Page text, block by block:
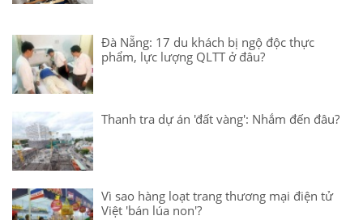
Đà Nẵng: 17 du khách bị ngộ độc thực
phẩm, lực lượng QLTT ở đâu?
Thanh tra dự án 'đất vàng': Nhắm đến đâu?
Vì sao hàng loạt trang thương mại điện tử
Việt 'bán lúa non'?